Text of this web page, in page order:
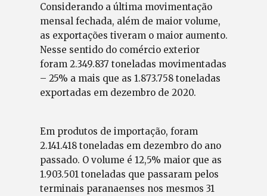
Considerando a última movimentação
mensal fechada, além de maior volume,
as exportações tiveram o maior aumento.
Nesse sentido do comércio exterior
foram 2.349.837 toneladas movimentadas
– 25% a mais que as 1.873.758 toneladas
exportadas em dezembro de 2020.
Em produtos de importação, foram
2.141.418 toneladas em dezembro do ano
passado. O volume é 12,5% maior que as
1.903.501 toneladas que passaram pelos
terminais paranaenses nos mesmos 31